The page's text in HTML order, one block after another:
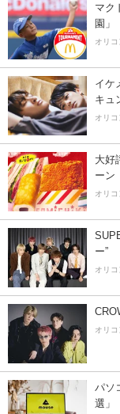
マク
園」
オリ
イケ
キュ
オリ
大好
ーン
オリ
ー”
オリ
オリ
パソ
選」